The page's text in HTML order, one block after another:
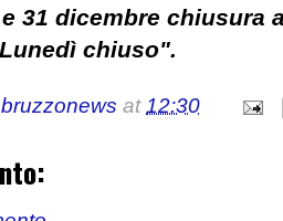
e 31 dicembre chiusura
chiuso".
at12:30